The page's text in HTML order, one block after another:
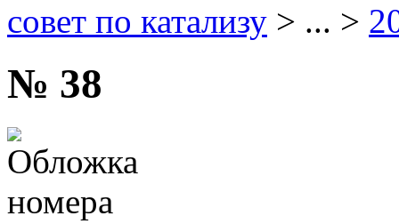
совет по катализу > ... >
№ 38